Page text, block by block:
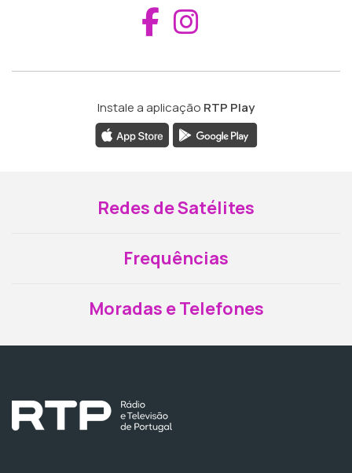
Aceder ao
Instale a aplicação RTP Play
Redes de Satélites
Frequências
Moradas e Telefones